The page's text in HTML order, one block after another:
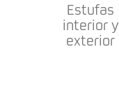
Estufas
interior y
exterior